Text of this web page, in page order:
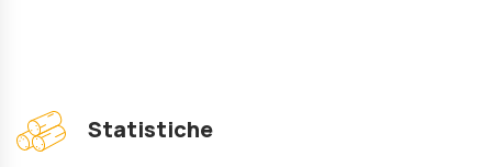
Statistiche